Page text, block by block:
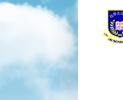
Skip